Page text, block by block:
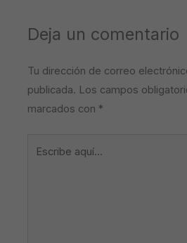
Deja un comentario
Tu dirección de correo
publicada. Los campos
marcados con *